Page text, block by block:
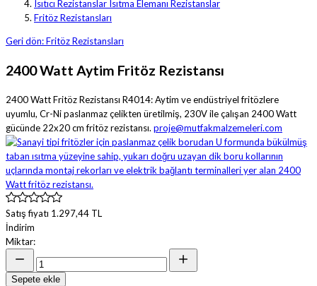
Isıtıcı Rezistanslar Isıtma Elemanı Rezistanslar
Fritöz Rezistansları
Geri dön: Fritöz Rezistansları
2400 Watt Aytim Fritöz Rezistansı
2400 Watt Fritöz Rezistansı R4014: Aytim ve endüstriyel fritözlere
uyumlu, Cr-Ni paslanmaz çelikten üretilmiş, 230V ile çalışan 2400 Watt
gücünde 22x20 cm fritöz rezistansı. proje@mutfakmalzemeleri.com
Satış fiyatı 1.297,44 TL
İndirim
Miktar:
Sepete ekle